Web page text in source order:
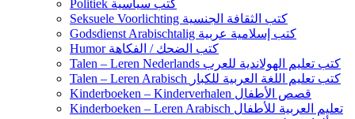
Politiek كتب سياسية
Seksuele Voorlichting كتب الثقافة الجنسية
Godsdienst Arabischtalig كتب إسلامية عربية
Humor كتب الضحك / الفكاهة
Talen – Leren Nederlands كتب تعليم الهولاندية للعرب
Talen – Leren Arabisch كتب تعليم اللغة العربية للكبار
Kinderboeken – Kinderverhalen قصص الأطفال
Kinderboeken – Leren Arabisch تعليم العربية للأطفال